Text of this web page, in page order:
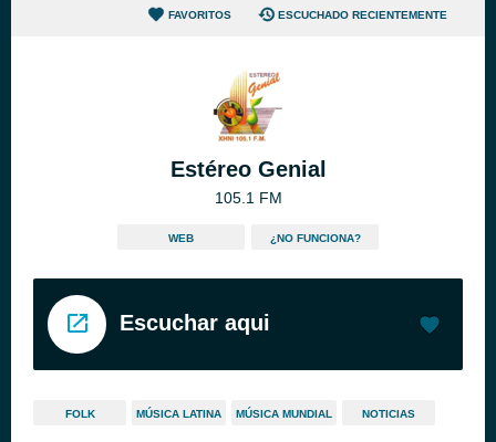
FAVORITOS ESCUCHADO RECIENTEMENTE
Estéreo Genial
105.1 FM
WEB ¿NO FUNCIONA?
Escuchar aqui
FOLK MÚSICA LATINA MÚSICA MUNDIAL NOTICIAS